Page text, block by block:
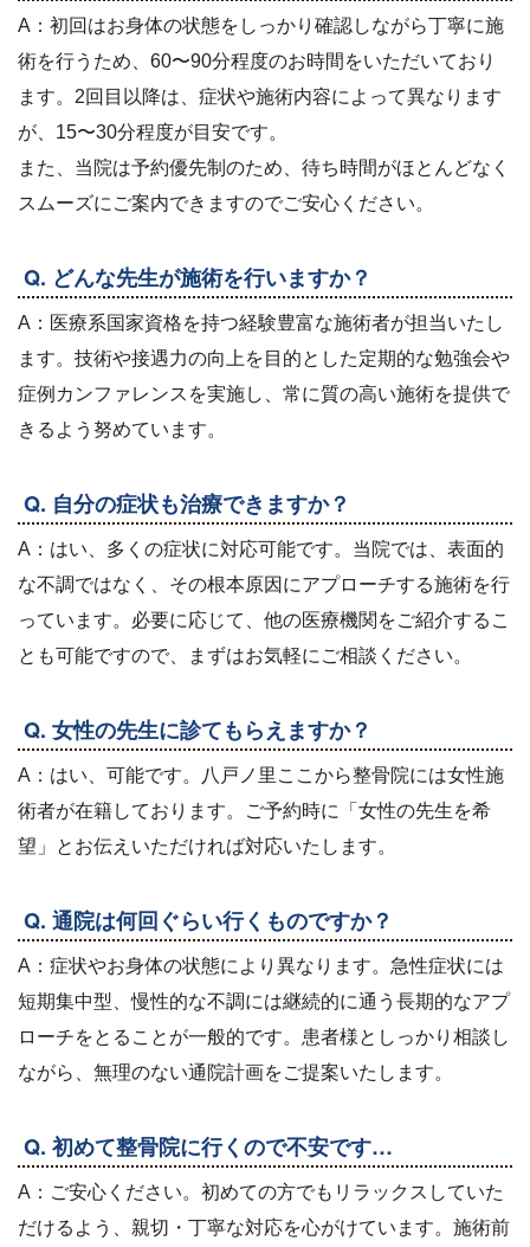
A：初回はお身体の状態をしっかり確認しながら丁寧に施
術を行うため、60〜90分程度のお時間をいただいており
ます。2回目以降は、症状や施術内容によって異なります
が、15〜30分程度が目安です。
また、当院は予約優先制のため、待ち時間がほとんどなく
スムーズにご案内できますのでご安心ください。
Q. どんな先生が施術を行いますか？
A：医療系国家資格を持つ経験豊富な施術者が担当いたし
ます。技術や接遇力の向上を目的とした定期的な勉強会や
症例カンファレンスを実施し、常に質の高い施術を提供で
きるよう努めています。
Q. 自分の症状も治療できますか？
A：はい、多くの症状に対応可能です。当院では、表面的
な不調ではなく、その根本原因にアプローチする施術を行
っています。必要に応じて、他の医療機関をご紹介するこ
とも可能ですので、まずはお気軽にご相談ください。
Q. 女性の先生に診てもらえますか？
A：はい、可能です。八戸ノ里ここから整骨院には女性施
術者が在籍しております。ご予約時に「女性の先生を希
望」とお伝えいただければ対応いたします。
Q. 通院は何回ぐらい行くものですか？
A：症状やお身体の状態により異なります。急性症状には
短期集中型、慢性的な不調には継続的に通う長期的なアプ
ローチをとることが一般的です。患者様としっかり相談し
ながら、無理のない通院計画をご提案いたします。
Q. 初めて整骨院に行くので不安です…
A：ご安心ください。初めての方でもリラックスしていた
だけるよう、親切・丁寧な対応を心がけています。施術前